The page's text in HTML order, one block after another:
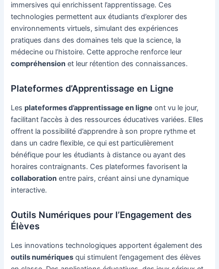
immersives qui enrichissent l’apprentissage. Ces
technologies permettent aux étudiants d’explorer des
environnements virtuels, simulant des expériences
pratiques dans des domaines tels que la science, la
médecine ou l’histoire. Cette approche renforce leur
compréhension et leur rétention des connaissances.
Plateformes d’Apprentissage en Ligne
Lesplateformes d’apprentissage en ligne ont vu le jour,
facilitant l’accès à des ressources éducatives variées. Elles
offrent la possibilité d’apprendre à son propre rythme et
dans un cadre flexible, ce qui est particulièrement
bénéfique pour les étudiants à distance ou ayant des
horaires contraignants. Ces plateformes favorisent la
collaboration entre pairs, créant ainsi une dynamique
interactive.
Outils Numériques pour l’Engagement des
Élèves
Les innovations technologiques apportent également des
outils numériques qui stimulent l’engagement des élèves